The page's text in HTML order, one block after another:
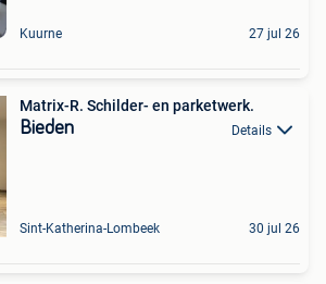
Kuurne 27 jul 26
Matrix-R. Schilder- en parketwerk.
Bieden Details
Sint-Katherina-Lombeek 30 jul 26